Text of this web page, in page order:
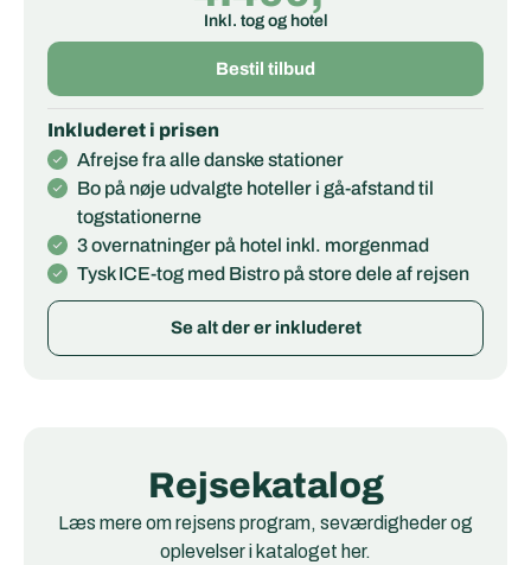
Inkl. tog og hotel
Bestil tilbud
Inkluderet i prisen
Afrejse fra alle danske stationer
Bo på nøje udvalgte hoteller i gå-afstand til
togstationerne
3 overnatninger på hotel inkl. morgenmad
Tysk ICE-tog med Bistro på store dele af rejsen
Se alt der er inkluderet
Rejsekatalog
Læs mere om rejsens program, seværdigheder og
oplevelser i kataloget her.